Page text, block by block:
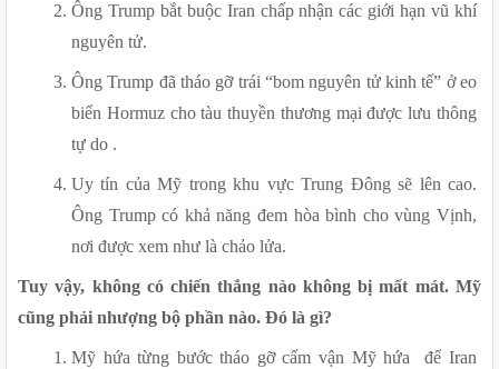
Ông Trump bắt buộc Iran chấp nhận các giới hạn vũ khí
nguyên tử.
Ông Trump đã tháo gỡ trái “bom nguyên tử kinh tế” ở eo
biển Hormuz cho tàu thuyền thương mại được lưu thông
tự do .
Uy tín của Mỹ trong khu vực Trung Đông sẽ lên cao.
Ông Trump có khả năng đem hòa bình cho vùng Vịnh,
nơi được xem như là chảo lửa.
Tuy vậy, không có chiến thắng nào không bị mất mát. Mỹ
cũng phải nhượng bộ phần nào. Đó là gì?
Mỹ hứa từng bước tháo gỡ cấm vận Mỹ hứa  để Iran